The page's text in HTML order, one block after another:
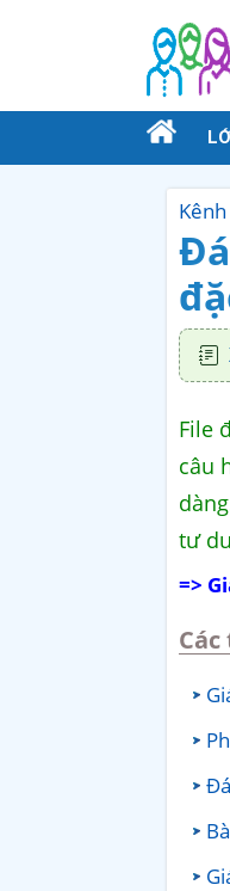
File
câu
tư
=>